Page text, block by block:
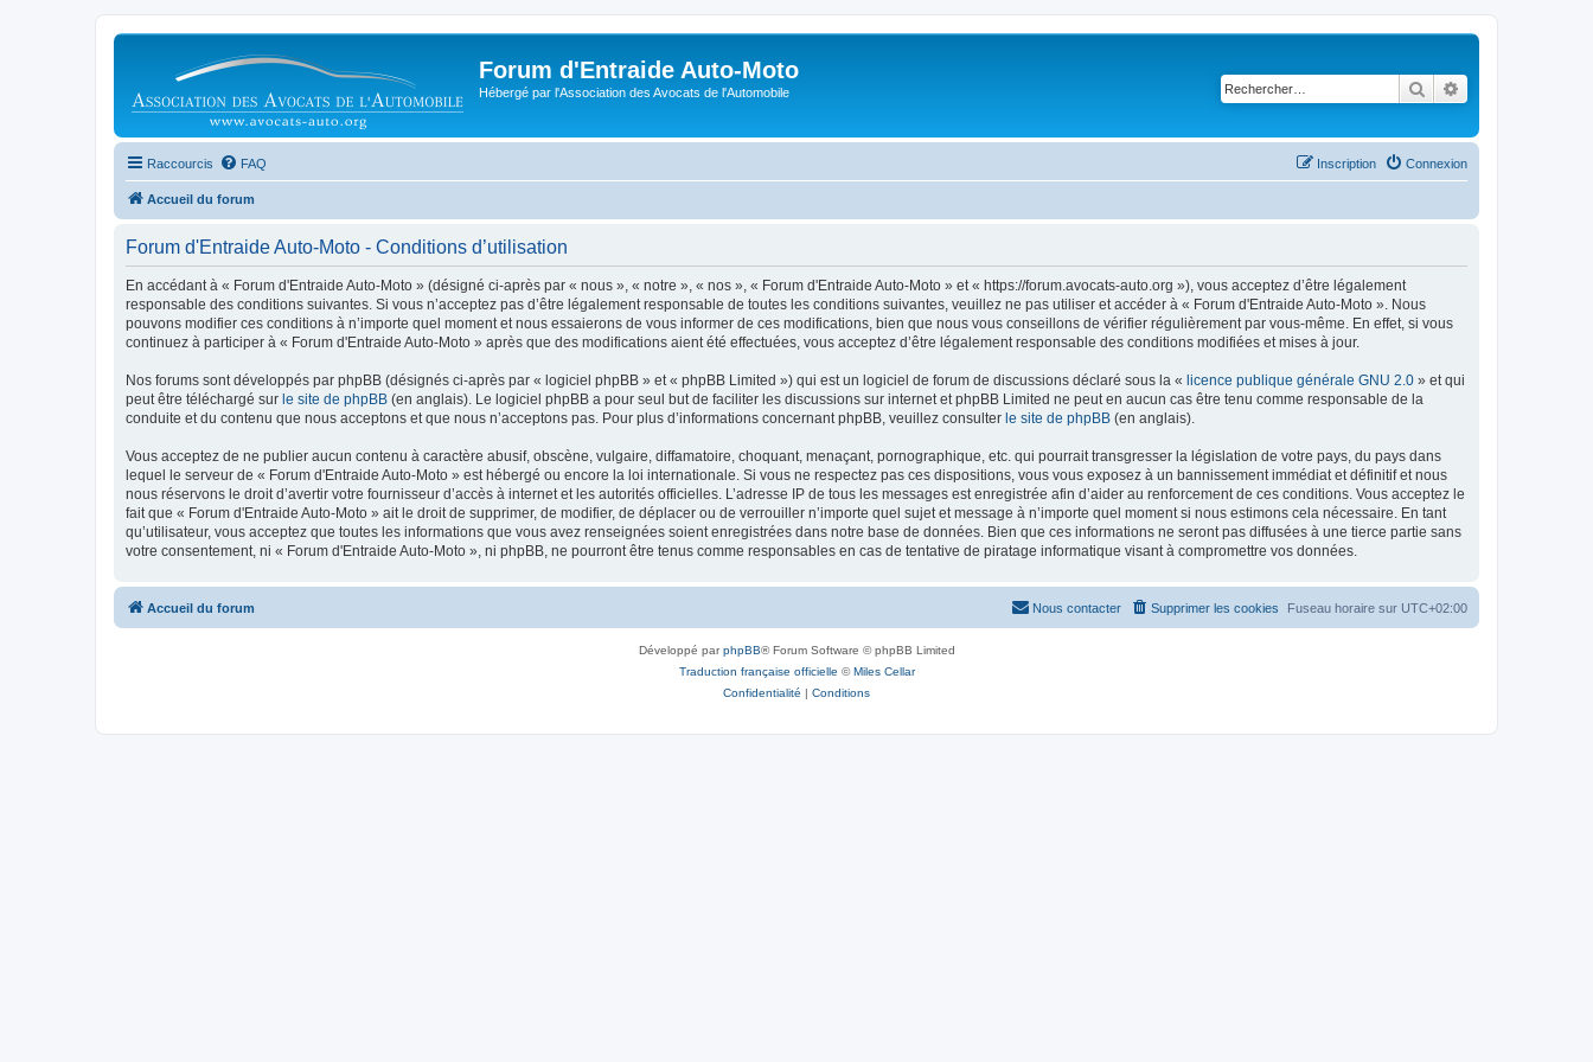
Forum d'Entraide Auto-Moto
Hébergé par l'Association des Avocats de l'Automobile Rechercher
Raccourcis FAQ Connexion
Inscription
Accueil du forum
Forum d'Entraide Auto-Moto - Conditions d’utilisation
En accédant à « Forum d'Entraide Auto-Moto » (désigné ci-après par « nous », « notre », « nos », « Forum d'Entraide Auto-Moto » et « https://forum.avocats-auto.org »), vous acceptez d’être légalement
responsable des conditions suivantes. Si vous n’acceptez pas d’être légalement responsable de toutes les conditions suivantes, veuillez ne pas utiliser et accéder à « Forum d'Entraide Auto-Moto ». Nous
pouvons modifier ces conditions à n’importe quel moment et nous essaierons de vous informer de ces modifications, bien que nous vous conseillons de vérifier régulièrement par vous-même. En effet, si vous
continuez à participer à « Forum d'Entraide Auto-Moto » après que des modifications aient été effectuées, vous acceptez d’être légalement responsable des conditions modifiées et mises à jour.
Nos forums sont développés par phpBB (désignés ci-après par « logiciel phpBB » et « phpBB Limited ») qui est un logiciel de forum de discussions déclaré sous la « licence publique générale GNU 2.0 » et qui
peut être téléchargé sur le site de phpBB (en anglais). Le logiciel phpBB a pour seul but de faciliter les discussions sur internet et phpBB Limited ne peut en aucun cas être tenu comme responsable de la
conduite et du contenu que nous acceptons et que nous n’acceptons pas. Pour plus d’informations concernant phpBB, veuillez consulter le site de phpBB (en anglais).
Vous acceptez de ne publier aucun contenu à caractère abusif, obscène, vulgaire, diffamatoire, choquant, menaçant, pornographique, etc. qui pourrait transgresser la législation de votre pays, du pays dans
lequel le serveur de « Forum d'Entraide Auto-Moto » est hébergé ou encore la loi internationale. Si vous ne respectez pas ces dispositions, vous vous exposez à un bannissement immédiat et définitif et nous
nous réservons le droit d’avertir votre fournisseur d’accès à internet et les autorités officielles. L’adresse IP de tous les messages est enregistrée afin d’aider au renforcement de ces conditions. Vous acceptez le
fait que « Forum d'Entraide Auto-Moto » ait le droit de supprimer, de modifier, de déplacer ou de verrouiller n’importe quel sujet et message à n’importe quel moment si nous estimons cela nécessaire. En tant
qu’utilisateur, vous acceptez que toutes les informations que vous avez renseignées soient enregistrées dans notre base de données. Bien que ces informations ne seront pas diffusées à une tierce partie sans
votre consentement, ni « Forum d'Entraide Auto-Moto », ni phpBB, ne pourront être tenus comme responsables en cas de tentative de piratage informatique visant à compromettre vos données.
Accueil du forum Fuseau horaire sur UTC+02:00
Supprimer les cookies
Nous contacter
Développé parphpBB® Forum Software © phpBB Limited
Traduction française officielle ©Miles Cellar
Confidentialité | Conditions